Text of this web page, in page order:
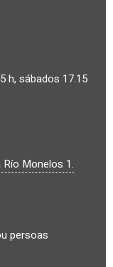
h, sábados 17.15
Río Monelos 1.
persoas